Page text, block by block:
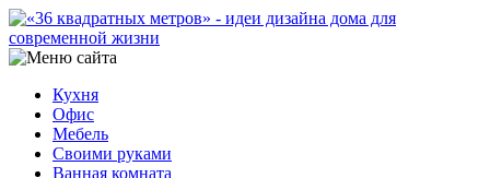
Кухня
Офис
Мебель
Своими руками
Ванная комната